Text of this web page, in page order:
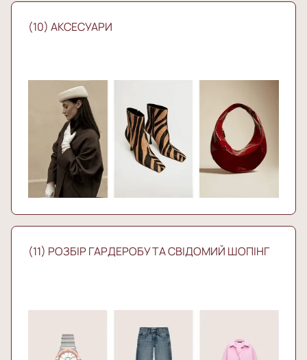
(10) АКСЕСУАРИ
(11) РОЗБІР ГАРДЕРОБУ ТА СВІДОМИЙ ШОПІНГ